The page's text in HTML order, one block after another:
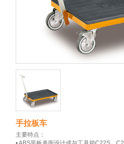
手拉板车
主要特点：